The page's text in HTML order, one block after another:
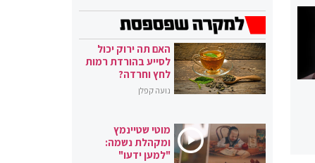
האם תה ירוק יכול
לסייע בהורדת רמות
לחץ וחרדה?
נועה קפלן
מוטי שטיינמץ
ומקהלת נשמה:
"למען ידעו"